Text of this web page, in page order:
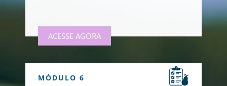
ACESSE AGORA
MÓDULO 6